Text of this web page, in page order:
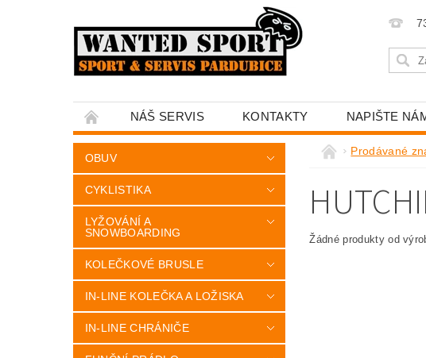
NÁŠ SERVIS KONTAKTY NAPIŠTE
OBUV
CYKLISTIKA
LYŽOVÁNÍ A
SNOWBOARDING
KOLEČKOVÉ BRUSLE
IN-LINE KOLEČKA A LOŽISKA
IN-LINE CHRÁNIČE
Prodávané
Žádné produkty od